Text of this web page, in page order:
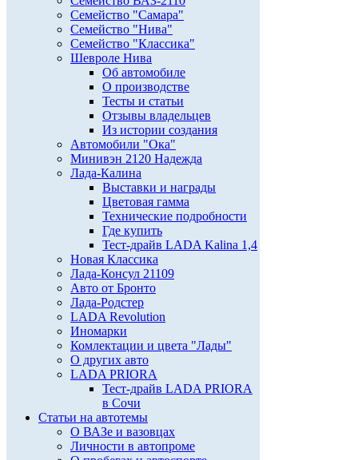
Семейство "Самара"
Семейство "Нива"
Семейство "Классика"
Шевроле Нива
Об автомобиле
О производстве
Тесты и статьи
Отзывы владельцев
Из истории создания
Автомобили "Ока"
Минивэн 2120 Надежда
Лада-Калина
Выставки и награды
Цветовая гамма
Технические подробности
Где купить
Тест-драйв LADA Kalina 1,4
Новая Классика
Лада-Консул 21109
Авто от Бронто
Лада-Родстер
LADA Revolution
Иномарки
Комлектации и цвета "Лады"
О других авто
LADA PRIORA
Тест-драйв LADA PRIORA
в Сочи
Статьи на автотемы
О ВАЗе и вазовцах
Личности в автопроме